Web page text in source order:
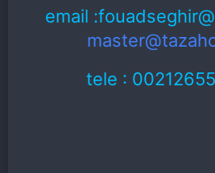
email
tele :